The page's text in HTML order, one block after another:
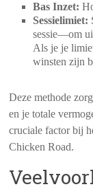
Bas Inzet:
Sessielimiet:
sessie—om
Als je je
winsten zijn
Deze methode
en je totale
cruciale factor bij
Chicken Road.